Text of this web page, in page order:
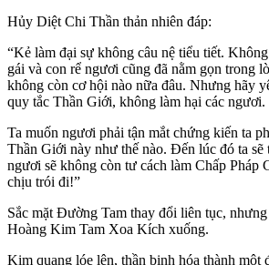
Hủy Diệt Chi Thần thản nhiên đáp:
“Kẻ làm đại sự không câu nệ tiểu tiết.
gái và con rể ngươi cũng đã nằm gọn trong
không còn cơ hội nào nữa đâu. Nhưng hãy
quy tắc Thần Giới, không làm hại các ngươi.
Ta muốn ngươi phải tận mắt chứng kiến ta
Thần Giới này như thế nào. Đến lúc đó ta sẽ
ngươi sẽ không còn tư cách làm Chấp Pháp
chịu trói đi!”
Sắc mặt Đường Tam thay đổi liên tục,
Hoàng Kim Tam Xoa Kích xuống.
Kim quang lóe lên, thần binh hóa thành một